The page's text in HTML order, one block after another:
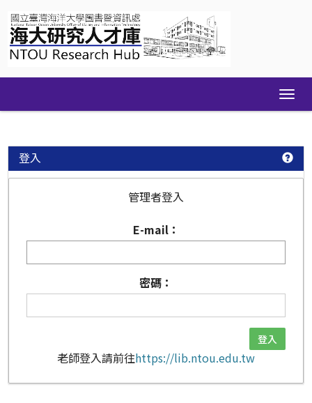
navigation
登入
管理者登入
E-mail：
密碼：
老師登入請前往https://lib.ntou.edu.tw